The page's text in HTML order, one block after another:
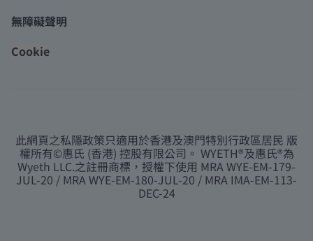
無障礙聲明
Cookie
此網頁之私隱政策只適用於香港及澳門特別行政區居民 版
權所有©惠氏 (香港) 控股有限公司。 WYETH®及惠氏®為
Wyeth LLC.之註冊商標，授權下使用 MRA WYE-EM-179-
JUL-20 / MRA WYE-EM-180-JUL-20 / MRA IMA-EM-113-
DEC-24